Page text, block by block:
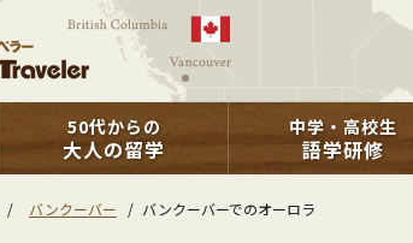
50代からの
大人の留学
中学・高校生
語学研修
/ バンクーバー / バンクーバーでのオーロラ